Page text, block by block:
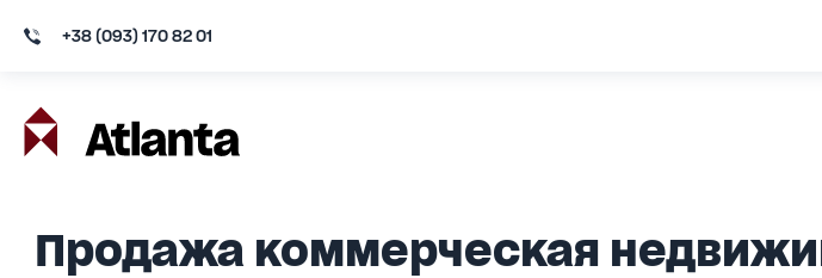
+38 (093) 170 82 01
Продажа коммерческая